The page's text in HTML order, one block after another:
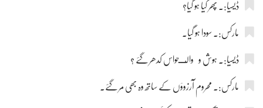
ڈیسیا:۔ پھر کیا ہو گیا؟
مارکس:۔ سودا ہو گیا۔
ڈیسیا:۔ ہوش و والــحواس کدھر گئے ؟
مارکس:۔ محروم آرزوؤں کے ساتھ وہ بھی مر گئے۔